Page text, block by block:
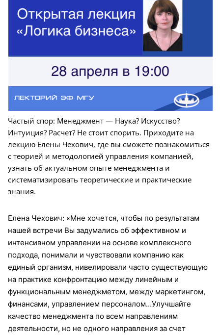
Частый спор: Менеджмент — Наука? Искусство?
Интуиция? Расчет? Не стоит спорить. Приходите на
лекцию Елены Чехович, где вы сможете познакомиться
с теорией и методологией управления компанией,
узнать об актуальном опыте менеджмента и
систематизировать теоретические и практические
знания.
Елена Чехович: «Мне хочется, чтобы по результатам
нашей встречи Вы задумались об эффективном и
интенсивном управлении на основе комплексного
подхода, понимали и чувствовали компанию как
единый организм, нивелировали часто существующую
на практике конфронтацию между линейным и
функциональным менеджметом, между маркетингом,
финансами, управлением персоналом…Улучшайте
качество менеджмента по всем направлениям
деятельности, но не одного направления за счет